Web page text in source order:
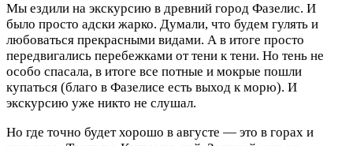
Мы ездили на экскурсию в древний город Фазелис. И
было просто адски жарко. Думали, что будем гулять и
любоваться прекрасными видами. А в итоге просто
передвигались перебежками от тени к тени. Но тень не
особо спасала, в итоге все потные и мокрые пошли
купаться (благо в Фазелисе есть выход к морю). И
экскурсию уже никто не слушал.
Но где точно будет хорошо в августе — это в горах и